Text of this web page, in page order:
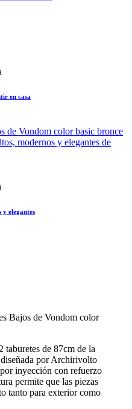
en casa
y elegantes
taburetes de 87cm de la
por Archirivolto
inyección con refuerzo
permite que las piezas
tanto para exterior como